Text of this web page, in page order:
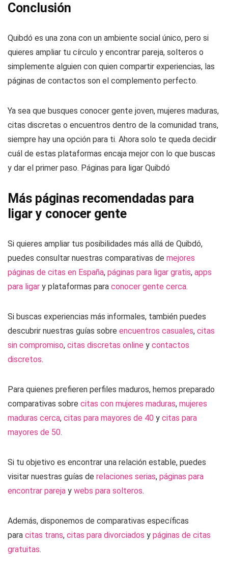
Conclusión
Quibdó es una zona con un ambiente social único, pero si
quieres ampliar tu círculo y encontrar pareja, solteros o
simplemente alguien con quien compartir experiencias, las
páginas de contactos son el complemento perfecto.
Ya sea que busques conocer gente joven, mujeres maduras,
citas discretas o encuentros dentro de la comunidad trans,
siempre hay una opción para ti. Ahora solo te queda decidir
cuál de estas plataformas encaja mejor con lo que buscas
y dar el primer paso. Páginas para ligar Quibdó
Más páginas recomendadas para
ligar y conocer gente
Si quieres ampliar tus posibilidades más allá de Quibdó,
puedes consultar nuestras comparativas de mejores
páginas de citas en España, páginas para ligar gratis, apps
para ligar y plataformas para conocer gente cerca.
Si buscas experiencias más informales, también puedes
descubrir nuestras guías sobre encuentros casuales, citas
sin compromiso, citas discretas online y contactos
discretos.
Para quienes prefieren perfiles maduros, hemos preparado
comparativas sobre citas con mujeres maduras, mujeres
maduras cerca, citas para mayores de 40 y citas para
mayores de 50.
Si tu objetivo es encontrar una relación estable, puedes
visitar nuestras guías de relaciones serias, páginas para
encontrar pareja y webs para solteros.
Además, disponemos de comparativas específicas
para citas trans, citas para divorciados y páginas de citas
gratuitas.